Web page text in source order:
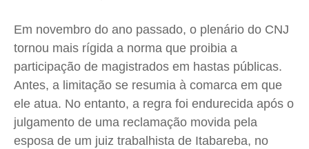
Em novembro do ano passado, o plenário do CNJ
tornou mais rígida a norma que proibia a
participação de magistrados em hastas públicas.
Antes, a limitação se resumia à comarca em que
ele atua. No entanto, a regra foi endurecida após o
julgamento de uma reclamação movida pela
esposa de um juiz trabalhista de Itabareba, no